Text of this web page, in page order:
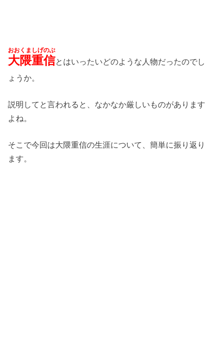
大隈重信
おおくましげのぶ
とはいったいどのような人物だったのでし
ょうか。
説明してと言われると、なかなか厳しいものがあります
よね。
そこで今回は大隈重信の生涯について、簡単に振り返り
ます。